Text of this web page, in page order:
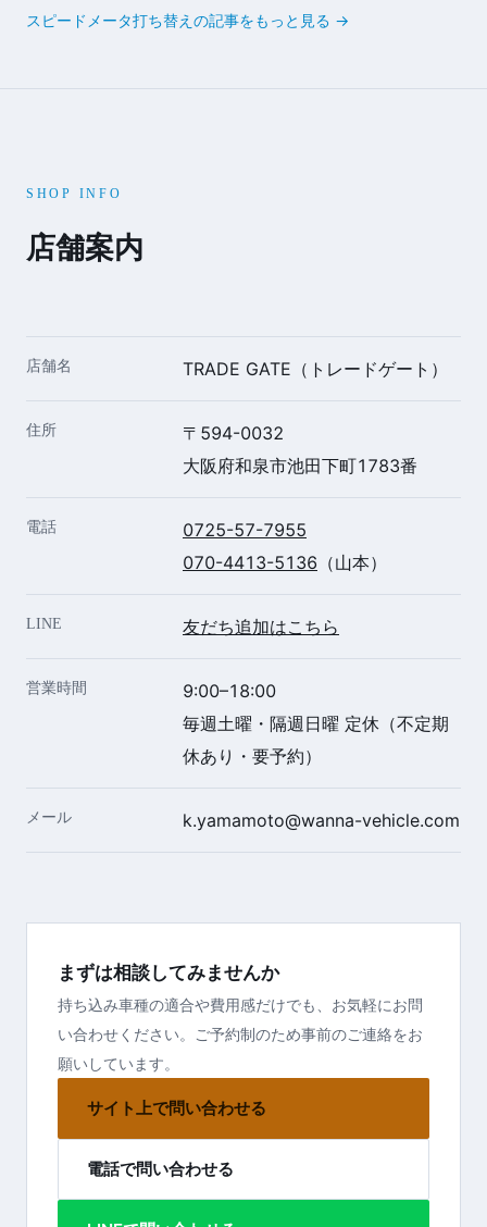
スピードメータ打ち替えの記事をもっと見る →
SHOP INFO
店舗案内
店舗名 TRADE GATE（トレードゲート）
住所
〒594-0032
大阪府和泉市池田下町1783番
電話
0725-57-7955
070-4413-5136 （山本）
LINE 友だち追加はこちら
営業時間
9:00–18:00
毎週土曜・隔週日曜 定休（不定期
休あり・要予約）
メール k.yamamoto@wanna-vehicle.com
まずは相談してみませんか
持ち込み車種の適合や費用感だけでも、お気軽にお問
い合わせください。ご予約制のため事前のご連絡をお
願いしています。
サイト上で問い合わせる
電話で問い合わせる